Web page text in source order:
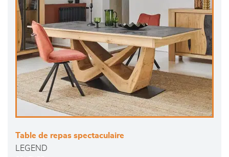
Table de repas spectaculaire
LEGEND